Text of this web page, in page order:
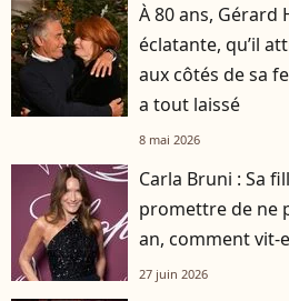
À 80 ans,
éclatante, qu’il
aux côtés de sa
a tout laissé
8 mai 2026
Carla Bruni : Sa
promettre de ne
an, comment vit-
27 juin 2026